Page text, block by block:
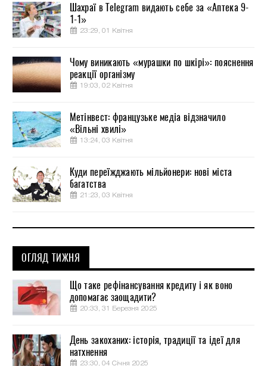
Шахраї в Telegram видають себе за «Аптека 9-
1-1»
23:29, 01 Квітня
Чому виникають «мурашки по шкірі»: пояснення
реакції організму
19:03, 02 Квітня
Метінвест: французьке медіа відзначило
«Вільні хвилі»
13:24, 03 Квітня
Куди переїжджають мільйонери: нові міста
багатства
21:23, 03 Квітня
ОГЛЯД ТИЖНЯ
Що таке рефінансування кредиту і як воно
допомагає заощадити?
20:33, 31 Березня 2025
День закоханих: історія, традиції та ідеї для
натхнення
23:30, 04 Січня 2025